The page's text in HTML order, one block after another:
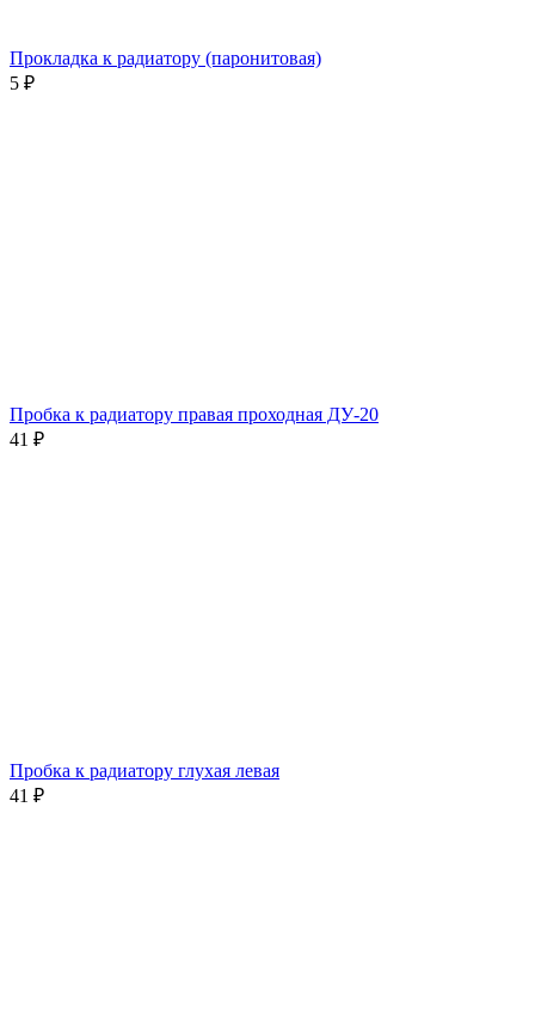
Прокладка к радиатору (паронитовая)
5 ₽
Пробка к радиатору правая проходная ДУ-20
41 ₽
Пробка к радиатору глухая левая
41 ₽